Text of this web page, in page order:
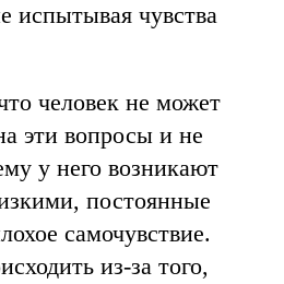
испытывая чувства
человек не может
эти вопросы и не
у него возникают
постоянные
самочувствие.
из-за того,